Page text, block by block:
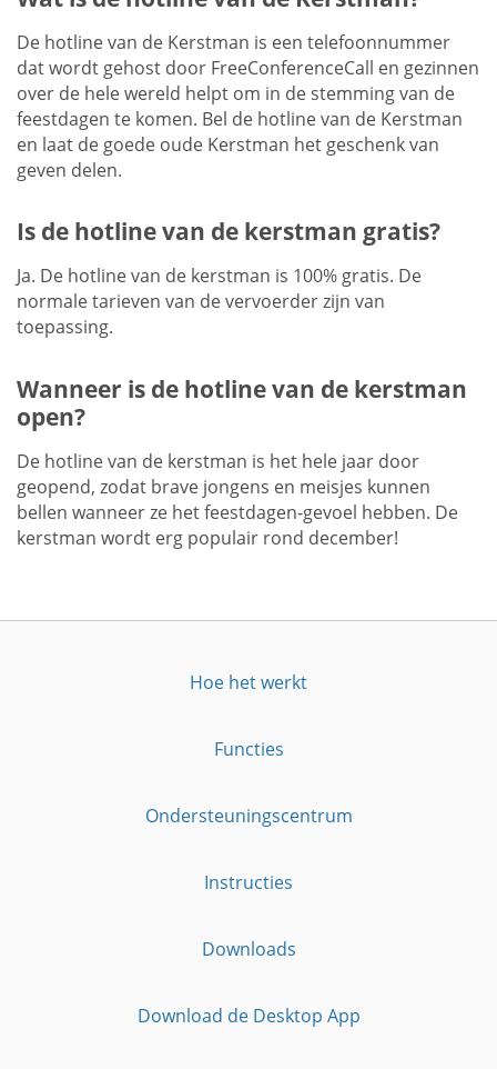
De hotline van de Kerstman is een telefoonnummer
dat wordt gehost door FreeConferenceCall en gezinnen
over de hele wereld helpt om in de stemming van de
feestdagen te komen. Bel de hotline van de Kerstman
en laat de goede oude Kerstman het geschenk van
geven delen.
Is de hotline van de kerstman gratis?
Ja. De hotline van de kerstman is 100% gratis. De
normale tarieven van de vervoerder zijn van
toepassing.
Wanneer is de hotline van de kerstman
open?
De hotline van de kerstman is het hele jaar door
geopend, zodat brave jongens en meisjes kunnen
bellen wanneer ze het feestdagen-gevoel hebben. De
kerstman wordt erg populair rond december!
Hoe het werkt
Functies
Ondersteuningscentrum
Instructies
Downloads
Download de Desktop App